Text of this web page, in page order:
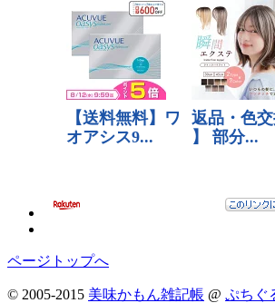
ページトップへ
© 2005-2015 美味かもん雑記帳 @ ぷちぐ